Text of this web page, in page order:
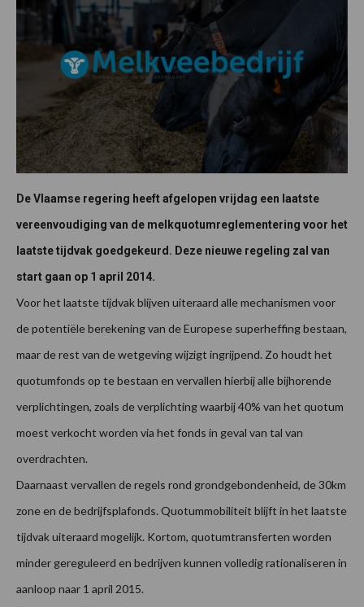
De Vlaamse regering heeft afgelopen vrijdag een laatste
vereenvoudiging van de melkquotumreglementering voor het
laatste tijdvak goedgekeurd. Deze nieuwe regeling zal van
start gaan op 1 april 2014.
Voor het laatste tijdvak blijven uiteraard alle mechanismen voor
de potentiële berekening van de Europese superheffing bestaan,
maar de rest van de wetgeving wijzigt ingrijpend. Zo houdt het
quotumfonds op te bestaan en vervallen hierbij alle bijhorende
verplichtingen, zoals de verplichting waarbij 40% van het quotum
moest verkocht worden via het fonds in geval van tal van
overdrachten.
Daarnaast vervallen de regels rond grondgebondenheid, de 30km
zone en de bedrijfsplafonds. Quotummobiliteit blijft in het laatste
tijdvak uiteraard mogelijk. Kortom, quotumtransferten worden
minder gereguleerd en bedrijven kunnen volledig rationaliseren in
aanloop naar 1 april 2015.